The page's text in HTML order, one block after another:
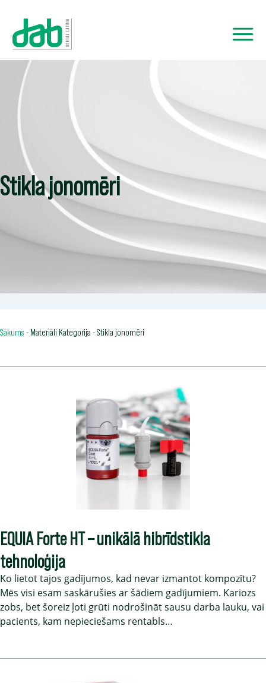
Stikla jonomēri
Sākums - Materiāli Kategorija -Stikla jonomēri
EQUIA Forte HT – unikālā hibrīdstikla
tehnoloģija
Ko lietot tajos gadījumos, kad nevar izmantot kompozītu?
Mēs visi esam saskārušies ar šādiem gadījumiem. Kariozs
zobs, bet šoreiz ļoti grūti nodrošināt sausu darba lauku, vai
pacients, kam nepieciešams rentabls…